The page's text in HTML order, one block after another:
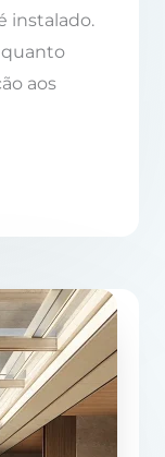
instalado.
aos